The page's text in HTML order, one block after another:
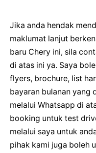
Jika anda hendak
maklumat lanjut
baru Chery ini, sila
di atas ini ya. Saya
flyers, brochure, list
bayaran bulanan yang
melalui Whatsapp di
booking untuk test
melalui saya untuk
pihak kami juga boleh